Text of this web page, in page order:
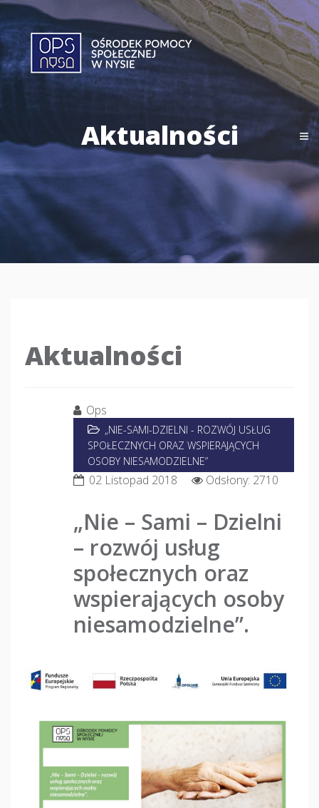
Aktualności
Aktualności
Ops
„NIE-SAMI-DZIELNI - ROZWÓJ USŁUG
SPOŁECZNYCH ORAZ WSPIERAJĄCYCH
OSOBY NIESAMODZIELNE”
02 Listopad 2018 Odsłony: 2710
„Nie – Sami – Dzielni
– rozwój usług
społecznych oraz
wspierających osoby
niesamodzielne”.